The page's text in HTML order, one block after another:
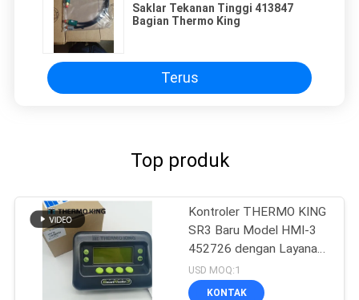
Saklar Tekanan Tinggi 413847
Bagian Thermo King
Terus
Top produk
Kontroler THERMO KING
SR3 Baru Model HMI-3
452726 dengan Layanan
Perbaikan untuk SR2 SR3
SR4
USD MOQ:1
KONTAK